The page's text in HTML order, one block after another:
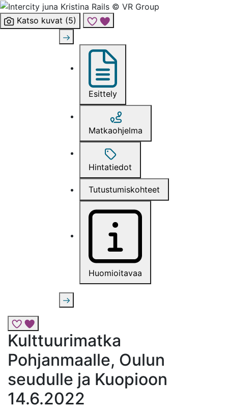
Katso kuvat (5)
Esittely
Matkaohjelma
Hintatiedot
Tutustumiskohteet
Huomioitavaa
Lisää risteily suosikkeihin
Kulttuurimatka
Pohjanmaalle, Oulun
seudulle ja Kuopioon
14.6.2022